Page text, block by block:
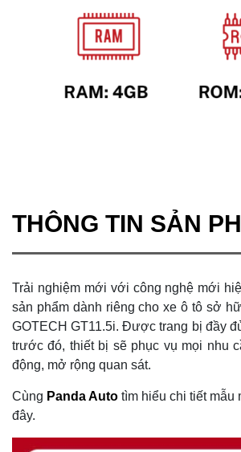
THÔNG TIN SẢN
Trải nghiệm mới với công nghệ mới
sản phẩm dành riêng cho xe ô tô sở
GOTECH GT11.5i. Được trang bị đầy
trước đó, thiết bị sẽ phục vụ mọi nhu
động, mở rộng quan sát.
Cùng Panda Auto tìm hiểu chi tiết mẫu
đây.